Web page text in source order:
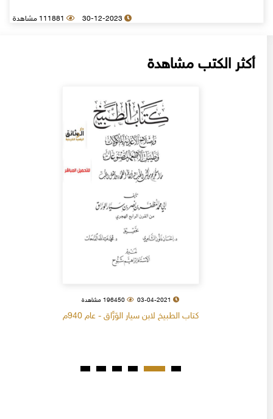
30-12-2023 111881 مشاهدة
أكثر الكتب مشاهدة
03-04-2021 196450 مشاهدة
كتاب الطبيخ لابن سيار الوَرَّاق - عام 940م